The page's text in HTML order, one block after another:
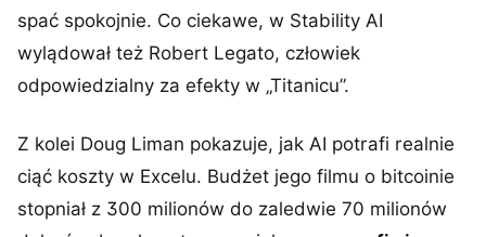
spać spokojnie. Co ciekawe, w Stability AI
wylądował też Robert Legato, człowiek
odpowiedzialny za efekty w „Titanicu”.
Z kolei Doug Liman pokazuje, jak AI potrafi realnie
ciąć koszty w Excelu. Budżet jego filmu o bitcoinie
stopniał z 300 milionów do zaledwie 70 milionów